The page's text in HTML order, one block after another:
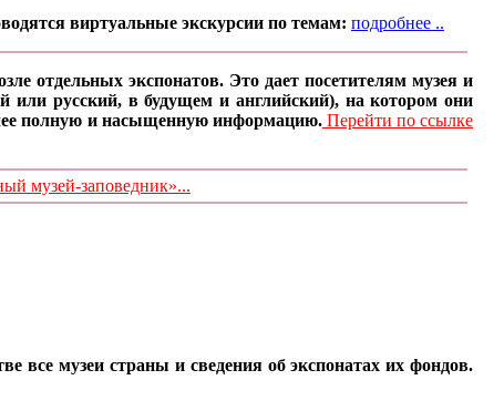
виртуальные экскурсии по темам: подробнее ..
отдельных экспонатов. Это дает посетителям музея и
или русский, в будущем и английский), на котором они
полную и насыщенную информацию.Перейти по ссылке
музей-заповедник»...
все музеи страны и сведения об экспонатах их фондов.